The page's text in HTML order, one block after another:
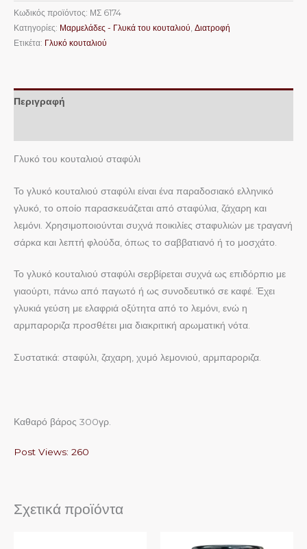
Κωδικός προϊόντος: ΜΣ 6174
Κατηγορίες: Μαρμελάδες - Γλυκά του κουταλιού, Διατροφή
Ετικέτα: Γλυκό κουταλιού
Περιγραφή
Γλυκό του κουταλιού σταφύλι
Το γλυκό κουταλιού σταφύλι είναι ένα παραδοσιακό ελληνικό
γλυκό, το οποίο παρασκευάζεται από σταφύλια, ζάχαρη και
λεμόνι. Χρησιμοποιούνται συχνά ποικιλίες σταφυλιών με τραγανή
σάρκα και λεπτή φλούδα, όπως το σαββατιανό ή το μοσχάτο.
Το γλυκό κουταλιού σταφύλι σερβίρεται συχνά ως επιδόρπιο με
γιαούρτι, πάνω από παγωτό ή ως συνοδευτικό σε καφέ. Έχει
γλυκιά γεύση με ελαφριά οξύτητα από το λεμόνι, ενώ η
αρμπαροριζα προσθέτει μια διακριτική αρωματική νότα.
Συστατικά: σταφύλι, ζαχαρη, χυμό λεμονιού, αρμπαροριζα.
Καθαρό βάρος 300γρ.
Post Views: 260
Σχετικά προϊόντα